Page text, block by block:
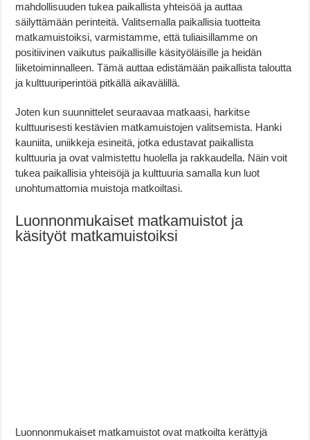
mahdollisuuden tukea paikallista yhteisöä ja auttaa
säilyttämään perinteitä. Valitsemalla paikallisia tuotteita
matkamuistoiksi, varmistamme, että tuliaisillamme on
positiivinen vaikutus paikallisille käsityöläisille ja heidän
liiketoiminnalleen. Tämä auttaa edistämään paikallista taloutta
ja kulttuuriperintöä pitkällä aikavälillä.
Joten kun suunnittelet seuraavaa matkaasi, harkitse
kulttuurisesti kestävien matkamuistojen valitsemista. Hanki
kauniita, uniikkeja esineitä, jotka edustavat paikallista
kulttuuria ja ovat valmistettu huolella ja rakkaudella. Näin voit
tukea paikallisia yhteisöjä ja kulttuuria samalla kun luot
unohtumattomia muistoja matkoiltasi.
Luonnonmukaiset matkamuistot ja
käsityöt matkamuistoiksi
Luonnonmukaiset matkamuistot ovat matkoilta kerättyjä